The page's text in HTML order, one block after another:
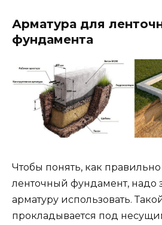
Арматура для
фундамента
Чтобы понять, как
ленточный фундамент, надо
арматуру использовать.
прокладывается под